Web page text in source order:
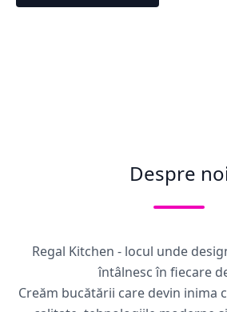
Despre
Regal Kitchen - locul unde
întâlnesc în fiecare
Creăm bucătării care devin inima